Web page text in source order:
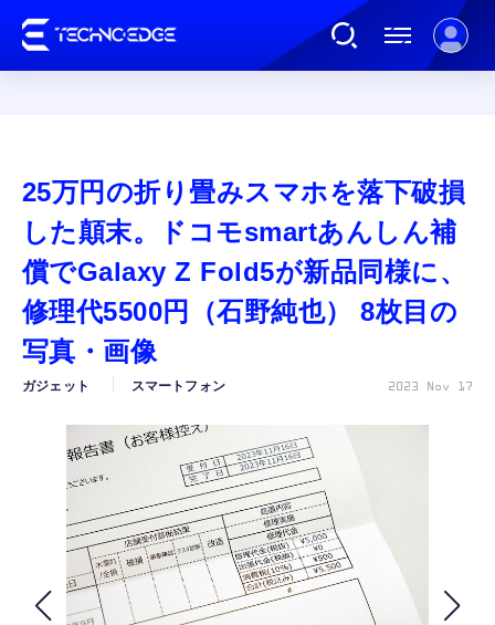
AI
ガジェット
カルチャー
公式ストア
FOLLOW US
25万円の折り畳みスマホを落下破損
した顛末。ドコモsmartあんしん補
償でGalaxy Z Fold5が新品同様に、
修理代5500円（石野純也） 8枚目の
写真・画像
ガジェット スマートフォン 2023 Nov 17